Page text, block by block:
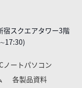
スクエアタワー3階
ノートパソコン
各製品資料